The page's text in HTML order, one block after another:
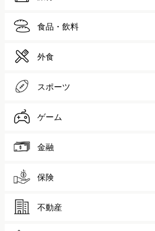
食品・飲料
外食
スポーツ
ゲーム
金融
保険
不動産